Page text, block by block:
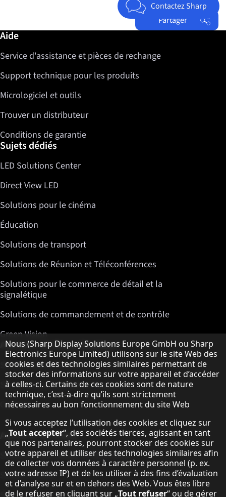
Contactez Sharp
Partager
Informations complémentaires / Aide
Aide
Service d'assistance et pièces de rechange
Support technique pour les produits
Micrologiciel et outils
Trouver un distributeur
Conditions de garantie
Sujets dédiés
LED Solutions Center
Direct View LED
Solutions pour le cinéma
Éducation
Solutions de transport
Solutions de Réunion et Téléconférences
Solutions pour le commerce de détail et la
signalétique
Solutions de commandement et de contrôle
Green Vision
A propos de Sharp Displays
Sharp Display Solutions
Sharp Global Customer Program
Contact
A propos de Sharp
Sharp Europe (Sharp for Business)
Sharp Printers
Remarque concernant la protection des
Nous (Sharp Display Solutions Europe GmbH ou Sharp
Electronics Europe Limited) utilisons sur le site Web des
cookies et des technologies similaires permettant de
stocker des informations sur votre appareil et d’accéder
à celles-ci. Certains de ces cookies sont de nature
technique, c’est-à-dire qu’ils sont strictement
nécessaires au bon fonctionnement du site Web
Si vous acceptez l’utilisation des cookies et cliquez sur
„Tout accepter“, des sociétés tierces, agissant en tant
que nos partenaires, pourront stocker des cookies sur
votre appareil et utiliser des technologies similaires afin
de collecter vos données à caractère personnel (p. ex.
votre adresse IP) et de les utiliser à des fins d’évaluation
et d’analyse sur et en dehors des Web. Vous êtes libre
de le refuser en cliquant sur „Tout refuser“ ou de gérer